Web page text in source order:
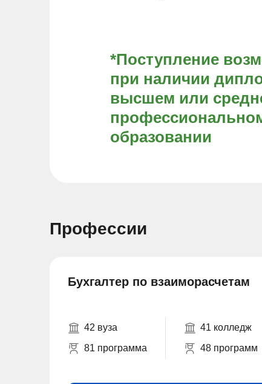
*Поступление
при наличии
высшем или
образовании
Профессии
Бухгалтер по взаиморасчетам
42 вуза
81 программа
41 колледж
48 программ